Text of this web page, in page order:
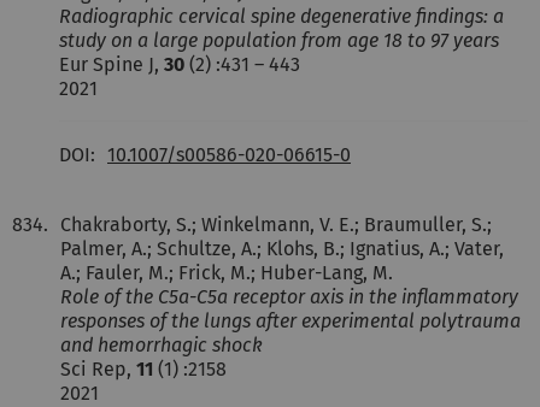
Radiographic cervical spine degenerative findings: a
study on a large population from age 18 to 97 years
Eur Spine J, 30 (2) :431 – 443
2021
DOI: 10.1007/s00586-020-06615-0
834.
Chakraborty, S.; Winkelmann, V. E.; Braumuller, S.;
Palmer, A.; Schultze, A.; Klohs, B.; Ignatius, A.; Vater,
A.; Fauler, M.; Frick, M.; Huber-Lang, M.
Role of the C5a-C5a receptor axis in the inflammatory
responses of the lungs after experimental polytrauma
and hemorrhagic shock
Sci Rep, 11 (1) :2158
2021